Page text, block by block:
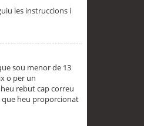
les instruccions i
sou menor de 13
o per un
rebut cap correu
que heu proporcionat